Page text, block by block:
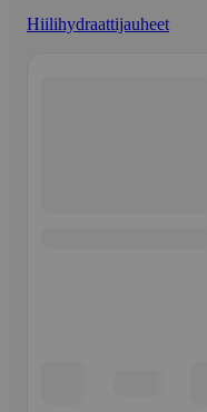
Hiilihydraattijauheet